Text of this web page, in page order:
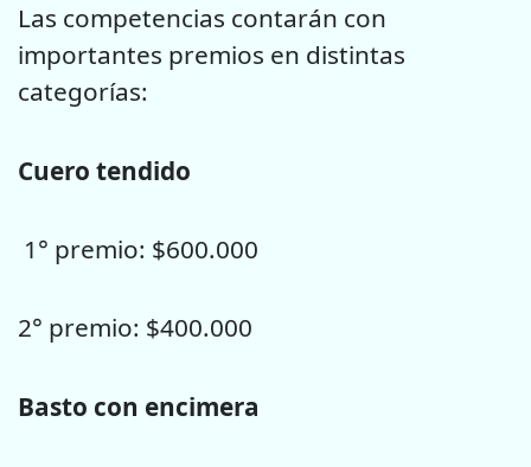
Las competencias contarán con
importantes premios en distintas
categorías:
Cuero tendido
1° premio: $600.000
2° premio: $400.000
Basto con encimera